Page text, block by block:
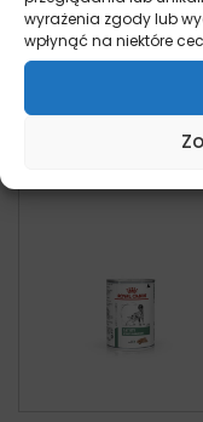
wyrażenia zgody lub
wpłynąć na niektóre
Od:6,49zł